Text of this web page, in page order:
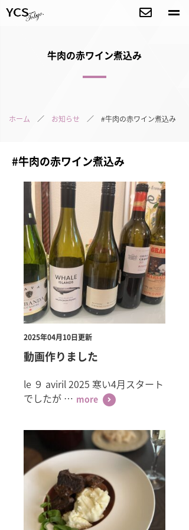
牛肉の赤ワイン煮込み
ホーム ／ お知らせ ／ #牛肉の赤ワイン煮込み
#牛肉の赤ワイン煮込み
2025年04月10日更新
動画作りました
le ９ aviril 2025 寒い4月スタート
でしたが … more